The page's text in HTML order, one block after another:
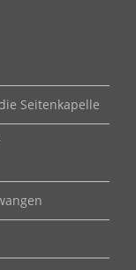
Seitenkapelle